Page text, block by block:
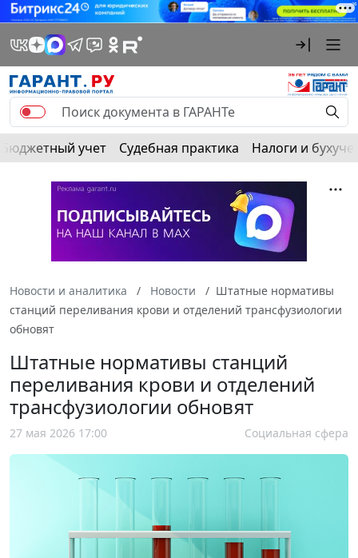
Бюджетный учет Судебная практика Налоги и
Новости и аналитика Новости
Штатные нормативы
станций переливания крови и отделений трансфузиологии
обновят
Штатные нормативы станций
переливания крови и отделений
трансфузиологии обновят
27 мая 2026 17:00 Социальная сфера